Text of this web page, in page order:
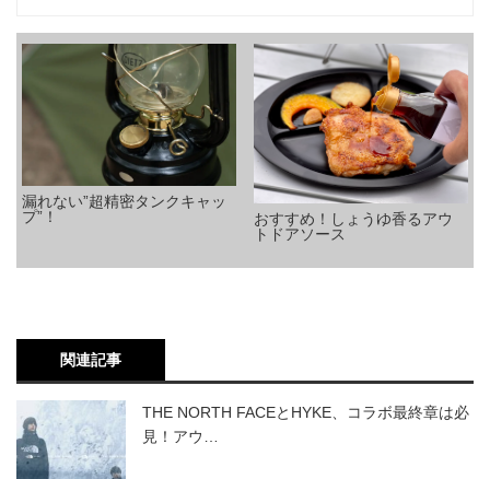
漏れない”超精密タンクキャッ
プ”！
おすすめ！しょうゆ香るアウ
トドアソース
関連記事
THE NORTH FACEとHYKE、コラボ最終章は必
見！アウ…